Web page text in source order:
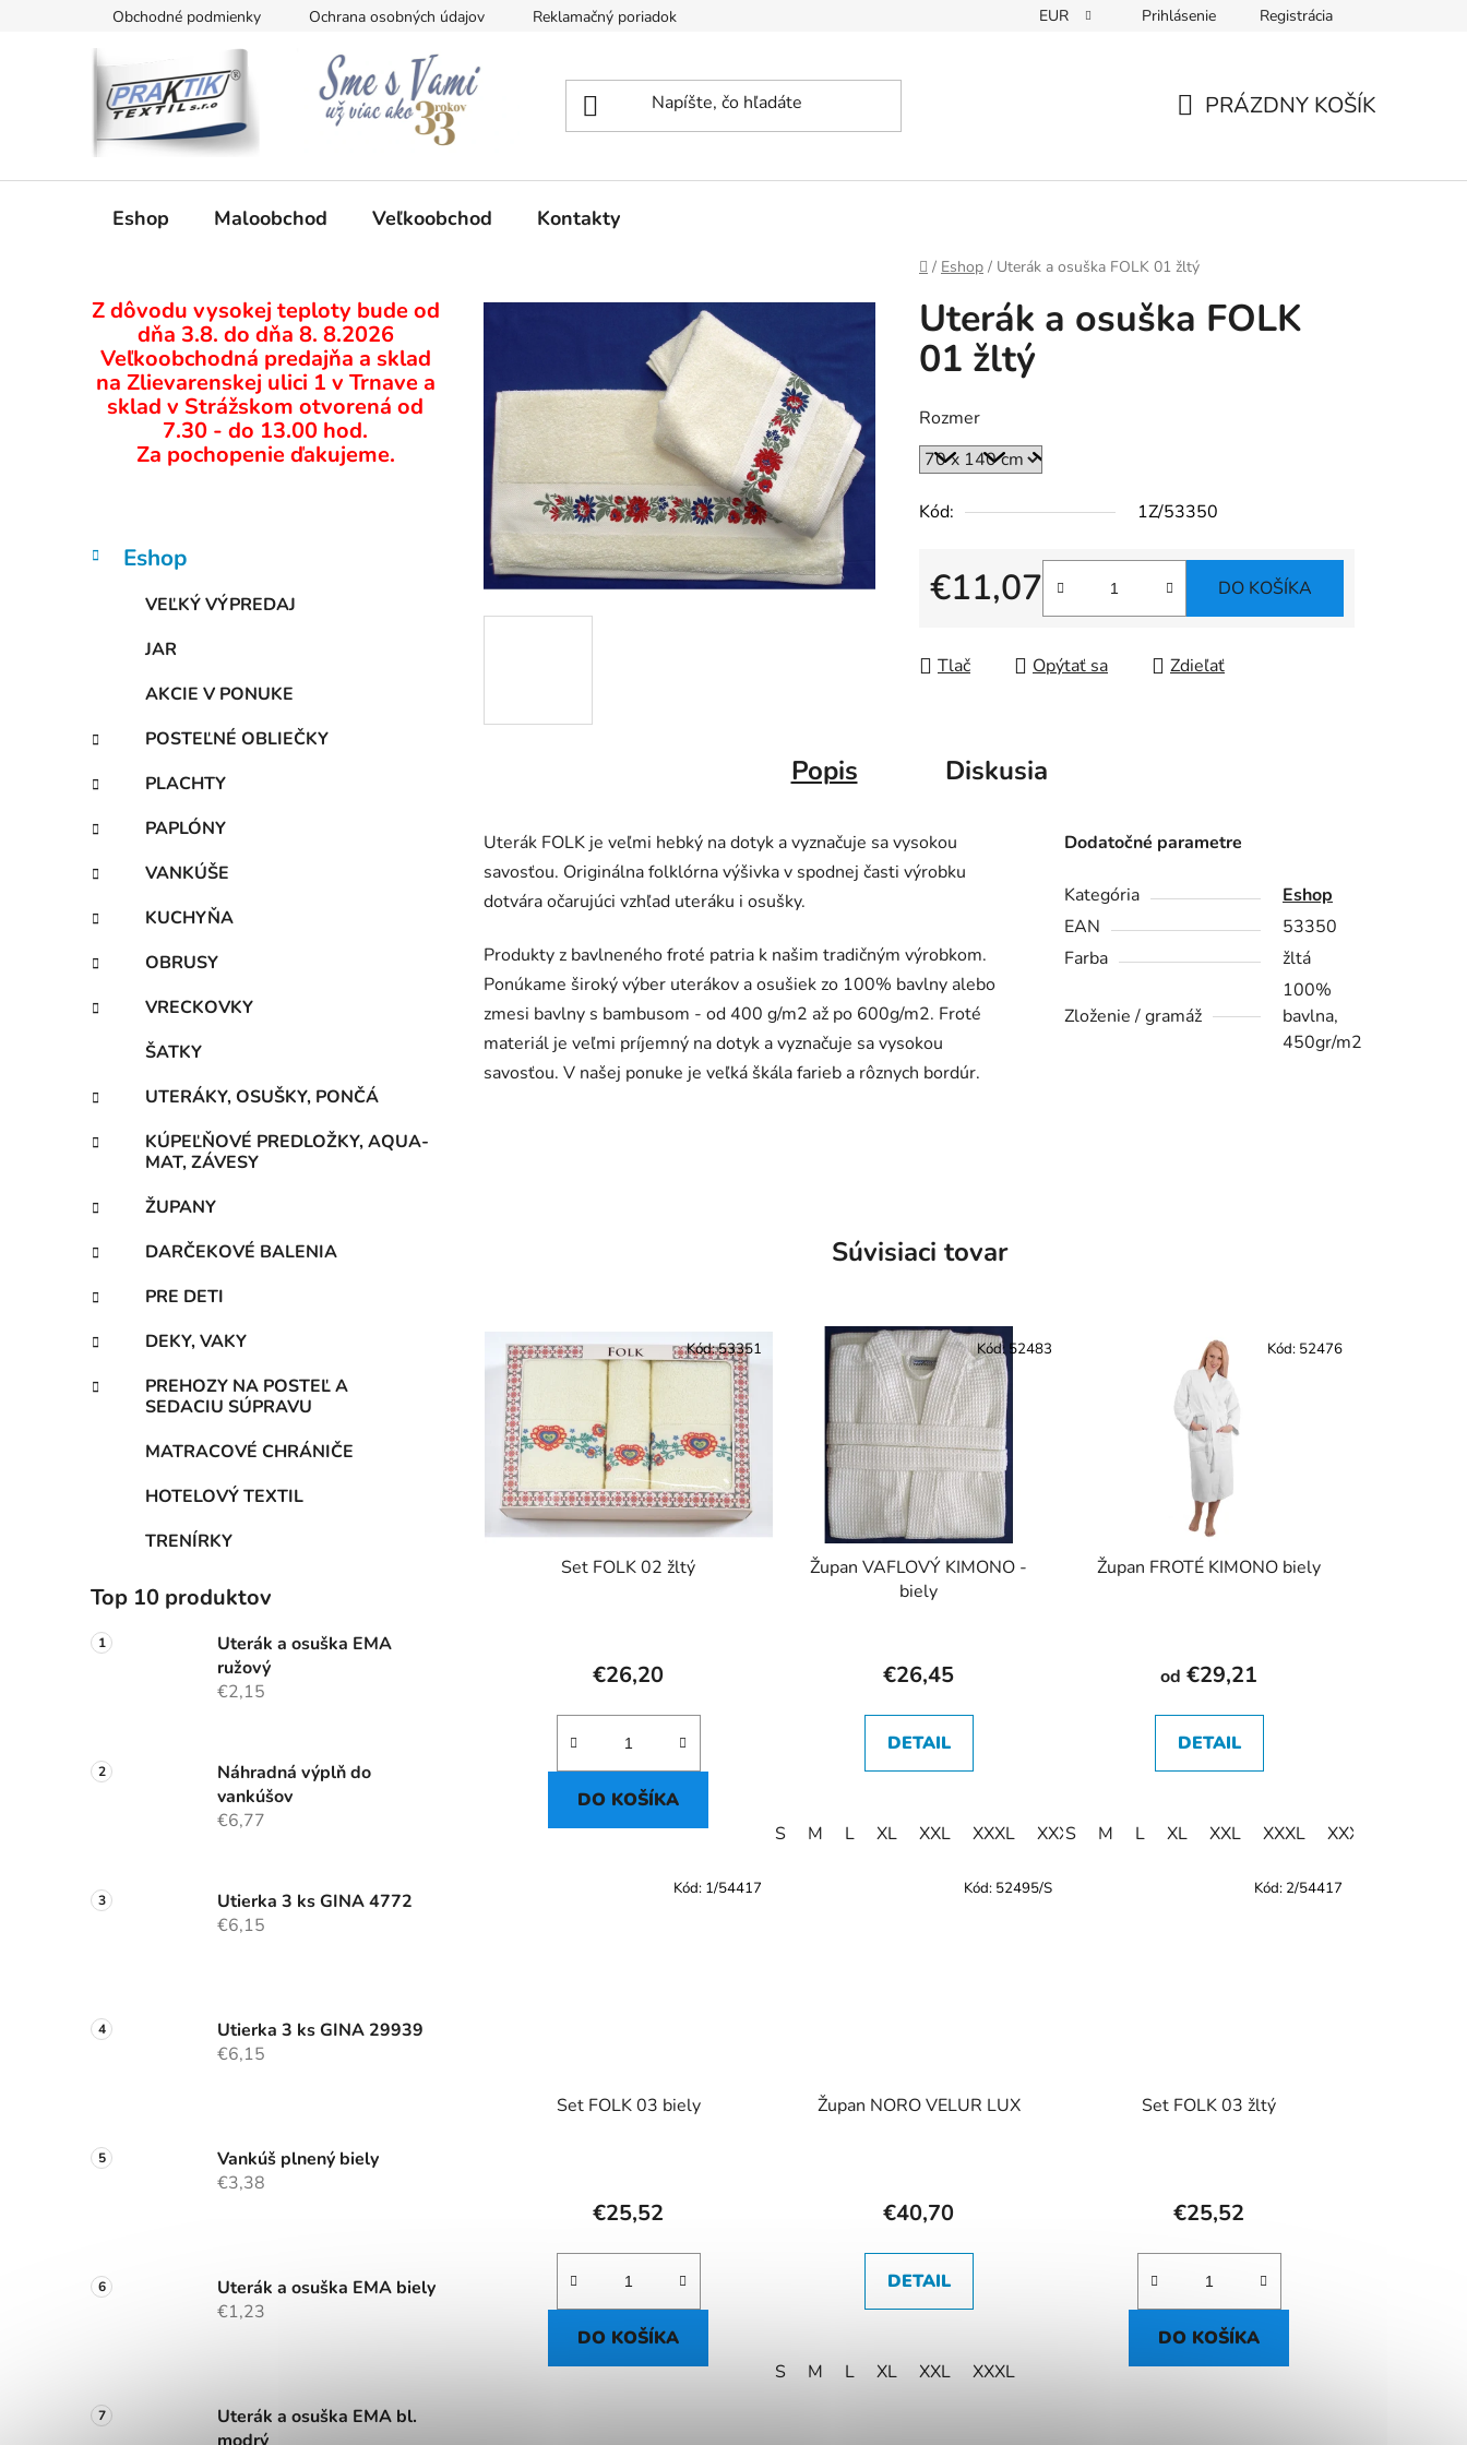
Obchodné podmienky Ochrana osobných údajov Reklamačný poriadok EUR Prihlásenie Registrácia
KOŠÍK
PRÁZDNY KOŠÍK
Eshop Maloobchod Veľkoobchod Kontakty
Domov
/ Eshop / Uterák a osuška FOLK 01 žltý
o
č
n
l
Z dôvodu vysokej teploty bude od
dňa 3.8. do dňa 8. 8.2026
Veľkoobchodná predajňa a sklad
na Zlievarenskej ulici 1 v Trnave a
sklad v Strážskom otvorená od
7.30 - do 13.00 hod.
Za pochopenie ďakujeme.
Preskočiť
kategórie
K
a
e
Eshop
VEĽKÝ VÝPREDAJ
JAR
AKCIE V PONUKE
POSTEĽNÉ OBLIEČKY
PLACHTY
PAPLÓNY
VANKÚŠE
KUCHYŇA
OBRUSY
VRECKOVKY
ŠATKY
UTERÁKY, OSUŠKY, PONČÁ
KÚPEĽŇOVÉ PREDLOŽKY, AQUA-
MAT, ZÁVESY
ŽUPANY
DARČEKOVÉ BALENIA
PRE DETI
DEKY, VAKY
PREHOZY NA POSTEĽ A
SEDACIU SÚPRAVU
MATRACOVÉ CHRÁNIČE
HOTELOVÝ TEXTIL
TRENÍRKY
Top 10 produktov
Uterák a osuška EMA
ružový
€2,15
Náhradná výplň do
vankúšov
€6,77
Utierka 3 ks GINA 4772
€6,15
Utierka 3 ks GINA 29939
€6,15
Vankúš plnený biely
€3,38
Uterák a osuška EMA biely
€1,23
Uterák a osuška EMA bl.
Uterák a osuška FOLK
01 žltý
Rozmer
Kód: 1Z/53350
€11,07
Jednotková cena:
DO KOŠÍKA
Tlač Opýtať sa Zdieľať
Popis Diskusia
Uterák FOLK je veľmi hebký na dotyk a vyznačuje sa vysokou
savosťou. Originálna folklórna výšivka v spodnej časti výrobku
dotvára očarujúci vzhľad uteráku i osušky.
Produkty z bavlneného froté patria k našim tradičným výrobkom.
Ponúkame široký výber uterákov a osušiek zo 100% bavlny alebo
zmesi bavlny s bambusom - od 400 g/m2 až po 600g/m2. Froté
materiál je veľmi príjemný na dotyk a vyznačuje sa vysokou
savosťou. V našej ponuke je veľká škála farieb a rôznych bordúr.
Dodatočné parametre
Kategória
Eshop
EAN
53350
Farba
žltá
Zloženie / gramáž
100%
bavlna,
450gr/m2
Súvisiaci tovar
Set FOLK 02 žltý
€26,20
DO KOŠÍKA
Kód:53351
Župan VAFLOVÝ KIMONO -
biely
€26,45
DETAIL
S M L XL XXL XXXL XXXXL
Kód: 52483
Župan FROTÉ KIMONO biely
od €29,21
DETAIL
S M L XL XXL XXXL XXXXL
Kód: 52476
Set FOLK 03 biely
€25,52
DO KOŠÍKA
Kód: 1/54417
Župan NORO VELUR LUX
€40,70
DETAIL
S M L XL XXL XXXL
Kód: 52495/S
Set FOLK 03 žltý
€25,52
DO KOŠÍKA
Kód: 2/54417